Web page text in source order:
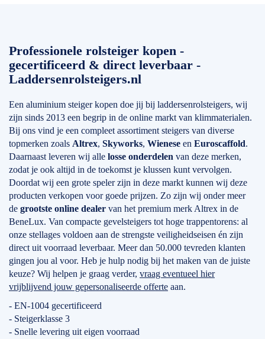
Professionele rolsteiger kopen -
gecertificeerd & direct leverbaar -
Laddersenrolsteigers.nl
Een aluminium steiger kopen doe jij bij laddersenrolsteigers, wij
zijn sinds 2013 een begrip in de online markt van klimmaterialen.
Bij ons vind je een compleet assortiment steigers van diverse
topmerken zoals Altrex, Skyworks, Wienese en Euroscaffold.
Daarnaast leveren wij alle losse onderdelen van deze merken,
zodat je ook altijd in de toekomst je klussen kunt vervolgen.
Doordat wij een grote speler zijn in deze markt kunnen wij deze
producten verkopen voor goede prijzen. Zo zijn wij onder meer
de grootste online dealer van het premium merk Altrex in de
BeneLux. Van compacte gevelsteigers tot hoge trappentorens: al
onze stellages voldoen aan de strengste veiligheidseisen én zijn
direct uit voorraad leverbaar. Meer dan 50.000 tevreden klanten
gingen jou al voor. Heb je hulp nodig bij het maken van de juiste
keuze? Wij helpen je graag verder, vraag eventueel hier
vrijblijvend jouw gepersonaliseerde offerte aan.
- EN-1004 gecertificeerd
- Steigerklasse 3
- Snelle levering uit eigen voorraad